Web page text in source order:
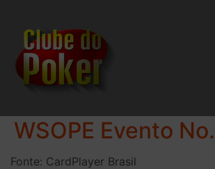
WSOPE Evento
Fonte: CardPlayer Brasil